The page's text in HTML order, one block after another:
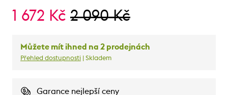
1 672 Kč 2 090 Kč
Můžete mít ihned na 2 prodejnách
Přehled dostupnosti | Skladem
Garance nejlepší ceny